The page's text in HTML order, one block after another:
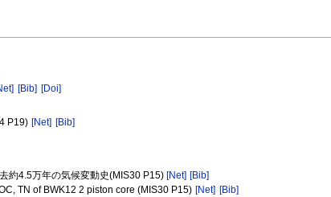
[Bib] [Doi]
P19) [Net] [Bib]
約4.5万年の気候変動史(MIS30 P15) [Net] [Bib]
TN of BWK12 2 piston core (MIS30 P15) [Net] [Bib]